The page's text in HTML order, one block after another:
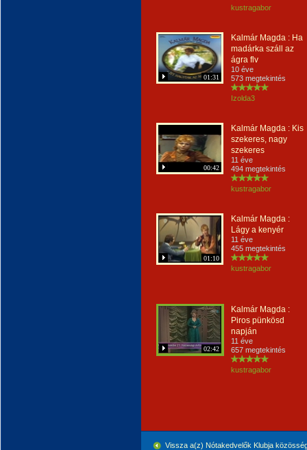
kustragabor
01:31
Kalmár Magda : Ha
madárka száll az
ágra flv
10 éve
573 megtekintés
Izolda3
00:42
Kalmár Magda : Kis
szekeres, nagy
szekeres
11 éve
494 megtekintés
kustragabor
01:10
Kalmár Magda :
Lágy a kenyér
11 éve
455 megtekintés
kustragabor
02:42
Kalmár Magda :
Piros pünkösd
napján
11 éve
657 megtekintés
kustragabor
Vissza a(z) Nótakedvelők Klubja